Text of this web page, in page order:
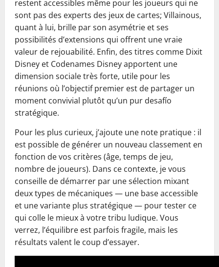
restent accessibles même pour les joueurs qui ne
sont pas des experts des jeux de cartes; Villainous,
quant à lui, brille par son asymétrie et ses
possibilités d’extensions qui offrent une vraie
valeur de rejouabilité. Enfin, des titres comme Dixit
Disney et Codenames Disney apportent une
dimension sociale très forte, utile pour les
réunions où l’objectif premier est de partager un
moment convivial plutôt qu’un pur desafío
stratégique.
Pour les plus curieux, j’ajoute une note pratique : il
est possible de générer un nouveau classement en
fonction de vos critères (âge, temps de jeu,
nombre de joueurs). Dans ce contexte, je vous
conseille de démarrer par une sélection mixant
deux types de mécaniques — une base accessible
et une variante plus stratégique — pour tester ce
qui colle le mieux à votre tribu ludique. Vous
verrez, l’équilibre est parfois fragile, mais les
résultats valent le coup d’essayer.